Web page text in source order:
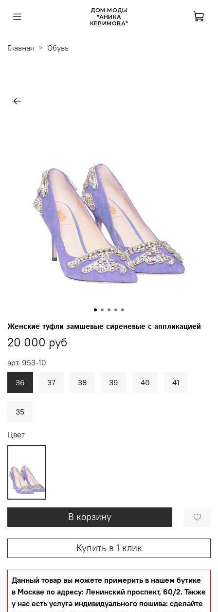
ДОМ МОДЫ
"АНИКА
КЕРИМОВА"
Главная Обувь
арт. 953-10
Женские туфли замшевые сиреневые с аппликацией
20 000 руб
В корзину
Купить в 1 клик
Данный товар вы можете примерить в нашем бутике
в Москве по адресу: Ленинский проспект, 60/2. Также
у нас есть услуга индивидуального пошива: сделайте
36 37 38 39 40 41
35
Цвет